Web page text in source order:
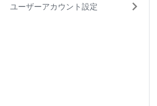
ユーザーアカウント設定